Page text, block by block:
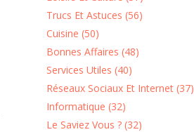
Trucs Et Astuces (56)
Cuisine (50)
Bonnes Affaires (48)
Services Utiles (40)
Réseaux Sociaux Et Internet (37)
Informatique (32)
Le Saviez Vous ? (32)